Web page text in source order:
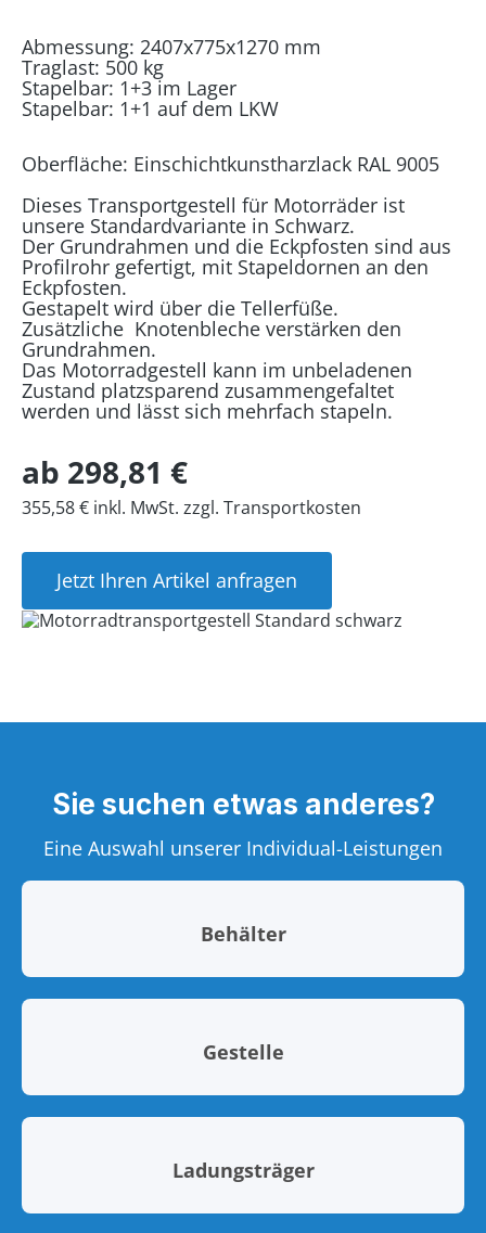
Abmessung: 2407x775x1270 mm
Traglast: 500 kg
Stapelbar: 1+3 im Lager
Stapelbar: 1+1 auf dem LKW
Oberfläche: Einschichtkunstharzlack RAL 9005
Dieses Transportgestell für Motorräder ist
unsere Standardvariante in Schwarz.
Der Grundrahmen und die Eckpfosten sind aus
Profilrohr gefertigt, mit Stapeldornen an den
Eckpfosten.
Gestapelt wird über die Tellerfüße.
Zusätzliche Knotenbleche verstärken den
Grundrahmen.
Das Motorradgestell kann im unbeladenen
Zustand platzsparend zusammengefaltet
werden und lässt sich mehrfach stapeln.
ab 298,81 €
355,58 € inkl. MwSt. zzgl. Transportkosten
Jetzt Ihren Artikel anfragen
Sie suchen etwas anderes?
Eine Auswahl unserer Individual-Leistungen
Behälter
Gestelle
Ladungsträger